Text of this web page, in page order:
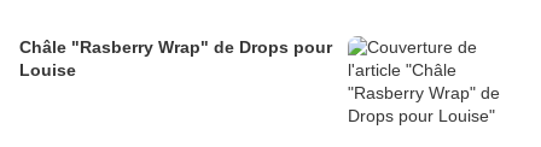
Châle "Rasberry Wrap" de Drops pour
Louise